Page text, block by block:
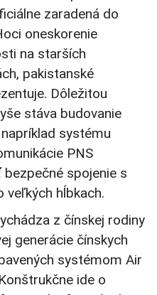
zaradená do
oneskorenie
na starších
pakistanské
Dôležitou
stáva budovanie
systému
PNS
spojenie s
veľkých hĺbkach.
z čínskej rodiny
generácie čínskych
systémom Air
ide o